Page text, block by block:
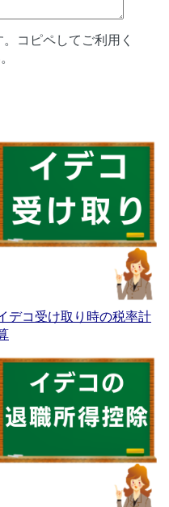
コピペしてご利用く
デコ受け取り時の税率計